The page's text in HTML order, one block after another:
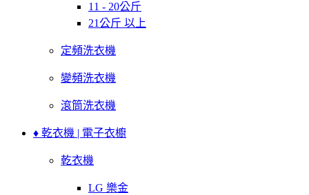
11 - 20公斤
21公斤 以上
定頻洗衣機
變頻洗衣機
滾筒洗衣機
♦ 乾衣機 | 電子衣櫥
乾衣機
LG 樂金